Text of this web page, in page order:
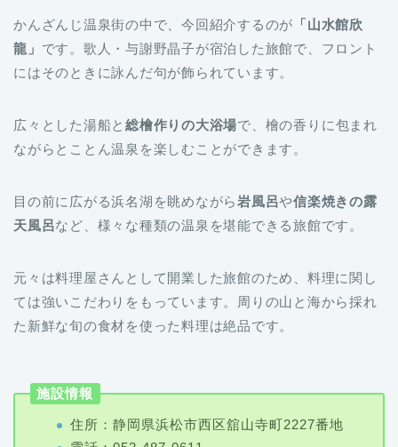
龍」 です。歌人・与謝野晶子が宿泊した旅館で、フロント
にはそのときに詠んだ句が飾られています。
ながらとことん温泉を楽しむことができます。
天風呂など、様々な種類の温泉を堪能できる旅館です。
ては強いこだわりをもっています。周りの山と海から採れ
た新鮮な旬の食材を使った料理は絶品です。
住所：静岡県浜松市西区舘山寺町2227番地
電話：053-487-0611